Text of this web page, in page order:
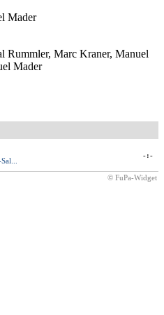
Mader
Rummler, Marc Kraner, Manuel
Mader
-:-
© FuPa-Widget